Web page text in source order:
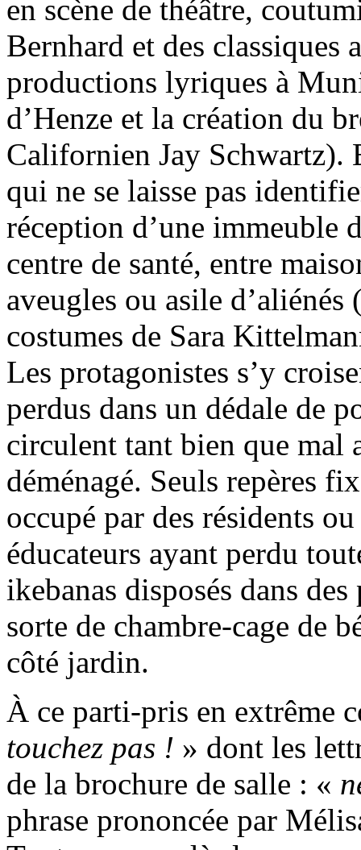
en scène de théâtre,
Bernhard et des classiques
productions lyriques à
d’Henze et la création du
Californien Jay Schwartz).
qui ne se laisse pas
réception d’une immeuble
centre de santé, entre
aveugles ou asile
costumes de Sara
Les protagonistes s’y
perdus dans un dédale de
circulent tant bien que mal
déménagé. Seuls repères
occupé par des résidents
éducateurs ayant perdu
ikebanas disposés dans
sorte de chambre-cage de
côté jardin.
À ce parti-pris en extrême
touchez pas ! » dont les
de la brochure de salle : «
phrase prononcée par